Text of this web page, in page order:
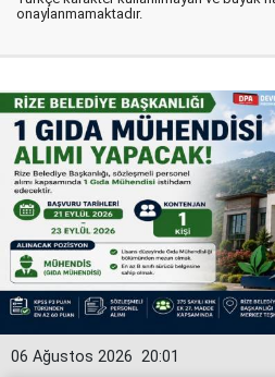
onaylanmamaktadır.
20:01
06 Ağustos 2026